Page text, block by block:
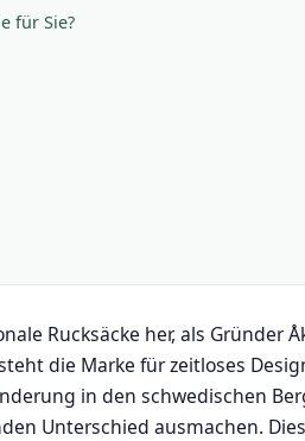
für Sie?
Rucksäcke her, als Gründer
die Marke für zeitloses
in den schwedischen
Unterschied ausmachen.